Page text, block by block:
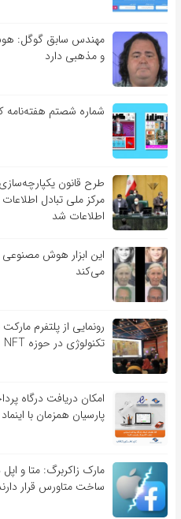
مهندس سابق گوگل:
و مذهبی دارد
شماره شصتم هفته‌نامه
طرح قانون
مرکز ملی تبادل
اطلاعات شد
این ابزار هوش
می‌کند
رونمایی از پلتفرم
تکنولوژی در حوزه NFT
امکان دریافت درگاه
پارسیان همزمان با اینماد
مارک زاکربرگ: متا و
ساخت متاورس قرار